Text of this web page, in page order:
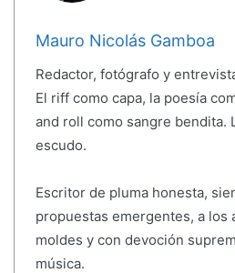
Mauro Nicolás Gamboa
Redactor, fotógrafo y
El riff como capa, la poesía
and roll como sangre bendita.
escudo.
Escritor de pluma honesta,
propuestas emergentes, a los
moldes y con devoción
música.